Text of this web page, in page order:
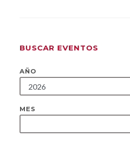
BUSCAR EVENTOS
AÑO
MES